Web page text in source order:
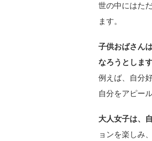
世の中にはた
ます。
子供おばさん
なろうとします
例えば、自分
自分をアピー
大人女子は、
ョンを楽しみ